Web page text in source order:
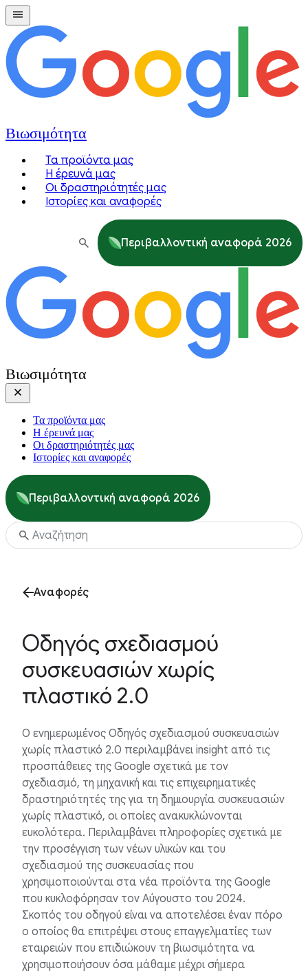
Βιωσιμότητα
Τα προϊόντα μας
Η έρευνά μας
Οι δραστηριότητές μας
Ιστορίες και αναφορές
Περιβαλλοντική αναφορά 2026
Βιωσιμότητα
Τα προϊόντα μας
Η έρευνά μας
Οι δραστηριότητές μας
Ιστορίες και αναφορές
Περιβαλλοντική αναφορά 2026
Αναφορές
Οδηγός σχεδιασμού
συσκευασιών χωρίς
πλαστικό 2.0
Ο ενημερωμένος Οδηγός σχεδιασμού συσκευασιών
χωρίς πλαστικό 2.0 περιλαμβάνει insight από τις
προσπάθειες της Google σχετικά με τον
σχεδιασμό, τη μηχανική και τις επιχειρηματικές
δραστηριότητές της για τη δημιουργία συσκευασιών
χωρίς πλαστικό, οι οποίες ανακυκλώνονται
ευκολότερα. Περιλαμβάνει πληροφορίες σχετικά με
την προσέγγιση των νέων υλικών και του
σχεδιασμού της συσκευασίας που
χρησιμοποιούνται στα νέα προϊόντα της Google
που κυκλοφόρησαν τον Αύγουστο του 2024.
Σκοπός του οδηγού είναι να αποτελέσει έναν πόρο
ο οποίος θα επιτρέψει στους επαγγελματίες των
εταιρειών που επιδιώκουν τη βιωσιμότητα να
χρησιμοποιήσουν όσα μάθαμε μέχρι σήμερα